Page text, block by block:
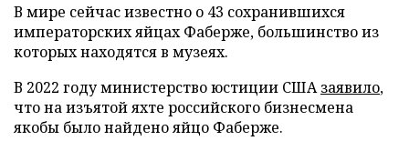
В мире сейчас известно о 43 сохранившихся
императорских яйцах Фаберже, большинство из
которых находятся в музеях.
В 2022 году министерство юстиции СШАзаявило,
что на изъятой яхте российского бизнесмена
якобы было найдено яйцо Фаберже.